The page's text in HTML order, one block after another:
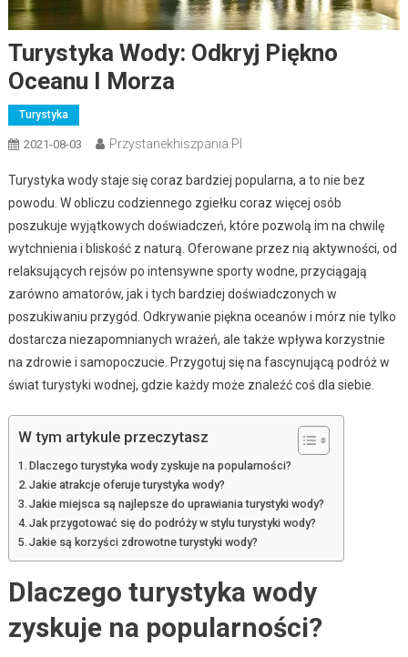
Turystyka Wody: Odkryj Piękno
Oceanu I Morza
Turystyka
2021-08-03 Przystanekhiszpania.pl
Turystyka wody staje się coraz bardziej popularna, a to nie bez
powodu. W obliczu codziennego zgiełku coraz więcej osób
poszukuje wyjątkowych doświadczeń, które pozwolą im na chwilę
wytchnienia i bliskość z naturą. Oferowane przez nią aktywności, od
relaksujących rejsów po intensywne sporty wodne, przyciągają
zarówno amatorów, jak i tych bardziej doświadczonych w
poszukiwaniu przygód. Odkrywanie piękna oceanów i mórz nie tylko
dostarcza niezapomnianych wrażeń, ale także wpływa korzystnie
na zdrowie i samopoczucie. Przygotuj się na fascynującą podróż w
świat turystyki wodnej, gdzie każdy może znaleźć coś dla siebie.
W tym artykule przeczytasz
Dlaczego turystyka wody zyskuje na popularności?
Jakie atrakcje oferuje turystyka wody?
Jakie miejsca są najlepsze do uprawiania turystyki wody?
Jak przygotować się do podróży w stylu turystyki wody?
Jakie są korzyści zdrowotne turystyki wody?
Dlaczego turystyka wody
zyskuje na popularności?